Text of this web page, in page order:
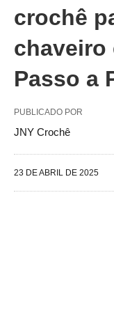
crochê
chaveiro
Passo a
PUBLICADO POR
JNY Crochê
23 DE ABRIL DE 2025